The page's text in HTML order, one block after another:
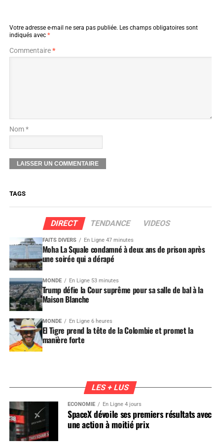
Votre adresse e-mail ne sera pas publiée. Les champs obligatoires sont
indiqués avec *
Commentaire*
Nom *
TAGS
DIRECT TENDANCE VIDEOS
FAITS DIVERS En Ligne 47 minutes
Moha La Squale condamné à deux ans de prison après
une soirée qui a dérapé
MONDE En Ligne 53 minutes
Trump défie la Cour suprême pour sa salle de bal à la
Maison Blanche
MONDE En Ligne 6 heures
El Tigre prend la tête de la Colombie et promet la
manière forte
LES + LUS
ÉCONOMIE En Ligne 4 jours
SpaceX dévoile ses premiers résultats avec
une action à moitié prix